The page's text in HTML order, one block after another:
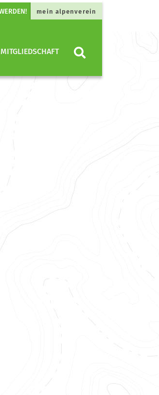
mein alpenverein
MITGLIEDSCHAFT